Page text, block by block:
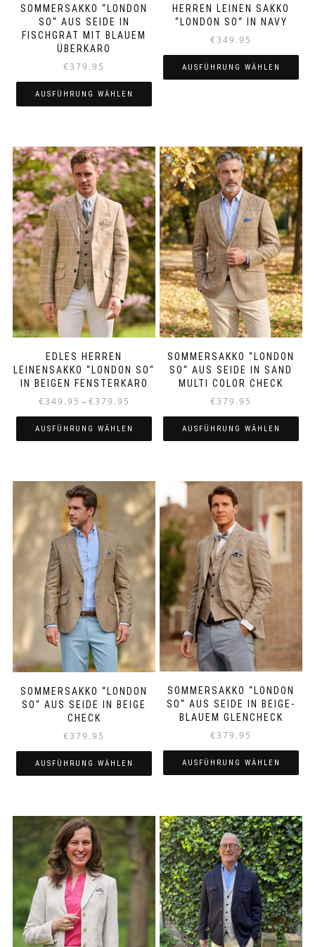
SOMMERSAKKO “LONDON
SO“ AUS SEIDE IN
FISCHGRAT MIT BLAUEM
ÜBERKARO
€379.95
AUSFÜHRUNG WÄHLEN
weist
mehrere
Varianten
auf.
Die
Optionen
können
auf
der
Produktseite
gewählt
werden
HERREN LEINEN SAKKO
“LONDON SO“ IN NAVY
€349.95
AUSFÜHRUNG WÄHLEN
Varianten
auf.
Die
Optionen
können
auf
der
Produktseite
gewählt
werden
EDLES HERREN
LEINENSAKKO “LONDON SO“
IN BEIGEN FENSTERKARO
€349.95 – €379.95
bis
€379.95
AUSFÜHRUNG WÄHLEN
weist
mehrere
Varianten
auf.
Die
Optionen
können
auf
der
Produktseite
gewählt
werden
SOMMERSAKKO “LONDON
SO“ AUS SEIDE IN SAND
MULTI COLOR CHECK
€379.95
AUSFÜHRUNG WÄHLEN
weist
mehrere
Varianten
auf.
Die
Optionen
können
auf
der
Produktseite
gewählt
werden
SOMMERSAKKO “LONDON
SO“ AUS SEIDE IN BEIGE
CHECK
€379.95
AUSFÜHRUNG WÄHLEN
weist
mehrere
Varianten
auf.
Die
Optionen
können
auf
der
Produktseite
SOMMERSAKKO “LONDON
SO“ AUS SEIDE IN BEIGE-
BLAUEM GLENCHECK
€379.95
AUSFÜHRUNG WÄHLEN
weist
mehrere
Varianten
auf.
Die
Optionen
können
auf
der
Produktseite